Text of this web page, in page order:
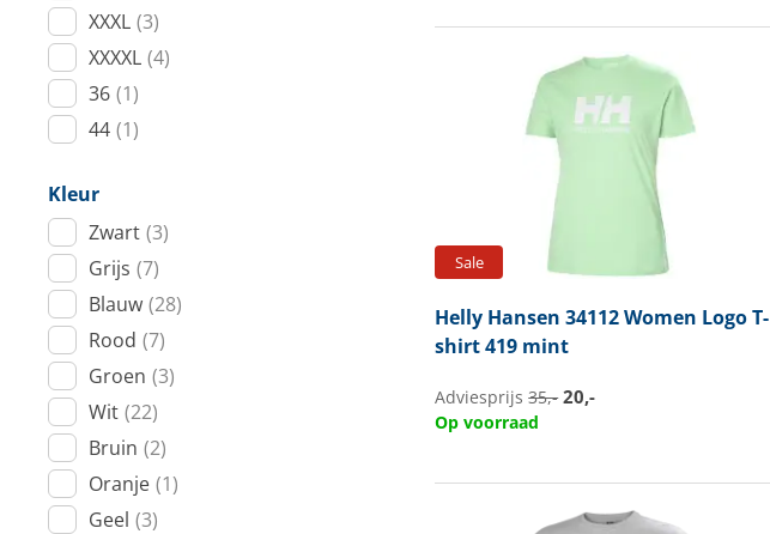
Sale
Helly Hansen 34112 Women Logo T-
shirt 419 mint
Adviesprijs35,- 20,-
Op voorraad
XXXL (3)
XXXXL (4)
36 (1)
44 (1)
Kleur
Zwart (3)
Grijs (7)
Blauw (28)
Rood (7)
Groen (3)
Wit (22)
Bruin (2)
Oranje (1)
Geel (3)